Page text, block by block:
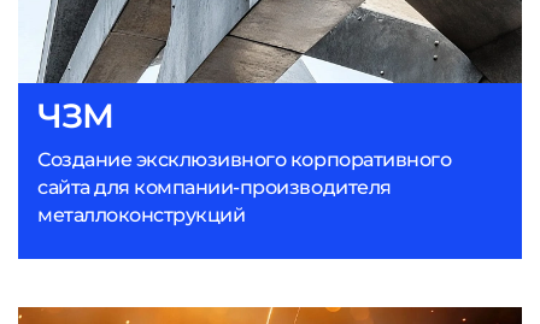
ЧЗМ
Создание эксклюзивного корпоративного
сайта для компании-производителя
металлоконструкций